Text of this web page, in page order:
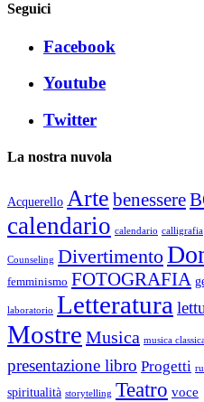
Seguici
Facebook
Youtube
Twitter
La nostra nuvola
Acquerello Arte benessere
calendario calendario calligrafia
Counseling Divertimento
femminismo FOTOGRAFIA
laboratorio Letteratura
Mostre Musica musica
presentazione libro Progetti
spiritualità storytelling Teatro voce